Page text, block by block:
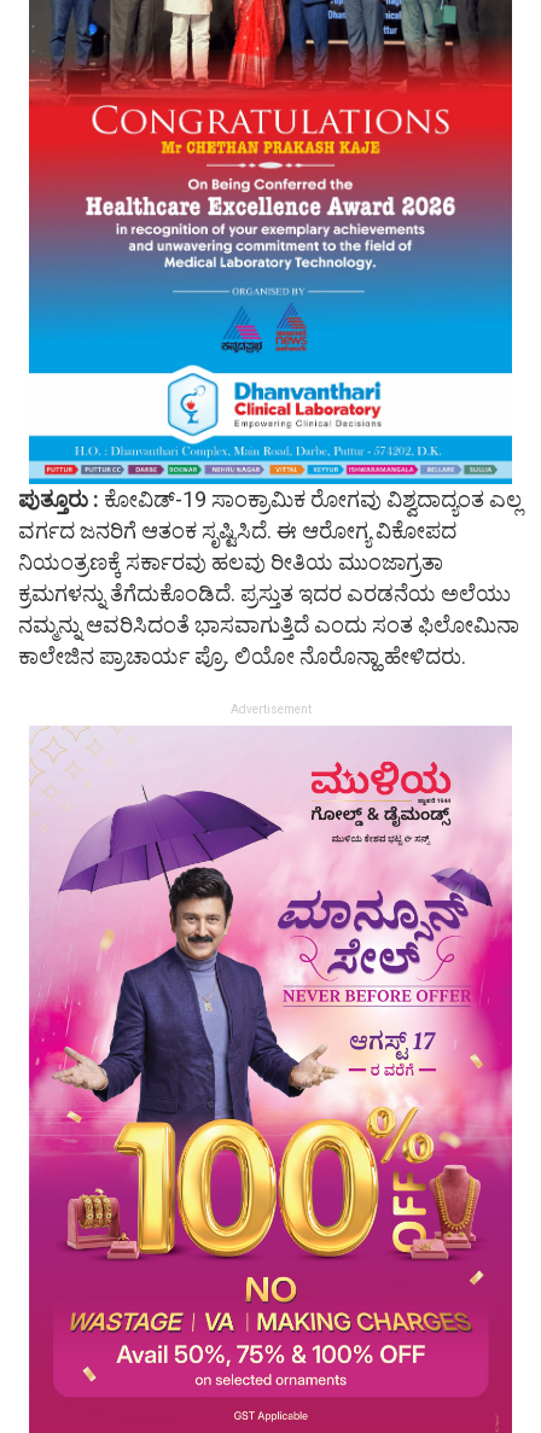
ಪುತ್ತೂರು : ಕೋವಿಡ್-19 ಸಾಂಕ್ರಾಮಿಕ ರೋಗವು ವಿಶ್ವದಾದ್ಯಂತ ಎಲ್ಲ
ವರ್ಗದ ಜನರಿಗೆ ಆತಂಕ ಸೃಷ್ಟಿಸಿದೆ. ಈ ಆರೋಗ್ಯ ವಿಕೋಪದ
ನಿಯಂತ್ರಣಕ್ಕೆ ಸರ್ಕಾರವು ಹಲವು ರೀತಿಯ ಮುಂಜಾಗ್ರತಾ
ಕ್ರಮಗಳನ್ನು ತೆಗೆದುಕೊಂಡಿದೆ. ಪ್ರಸ್ತುತ ಇದರ ಎರಡನೆಯ ಅಲೆಯು
ನಮ್ಮನ್ನು ಆವರಿಸಿದಂತೆ ಭಾಸವಾಗುತ್ತಿದೆ ಎಂದು ಸಂತ ಫಿಲೋಮಿನಾ
ಕಾಲೇಜಿನ ಪ್ರಾಚಾರ್ಯ ಪ್ರೊ. ಲಿಯೋ ನೊರೊನ್ಹಾ ಹೇಳಿದರು.
Advertisement